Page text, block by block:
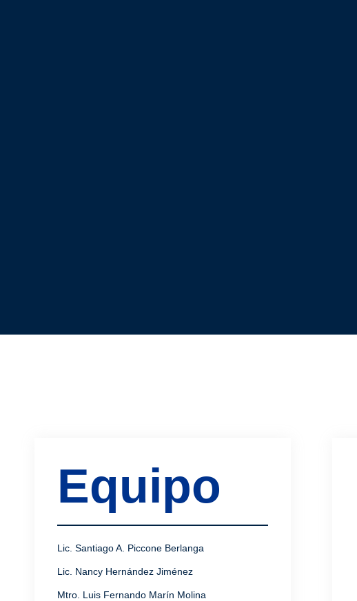
Equipo
Lic. Santiago A. Piccone Berlanga
Lic. Nancy Hernández Jiménez
Mtro. Luis Fernando Marín Molina